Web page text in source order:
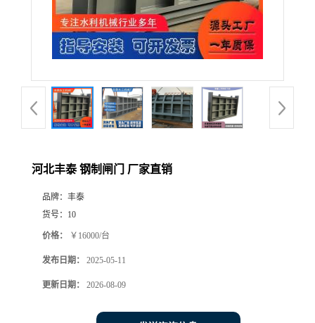
河北丰泰 钢制闸门 厂家直销
品牌： 丰泰
货号： 10
价格： ￥16000/台
发布日期： 2025-05-11
更新日期： 2026-08-09